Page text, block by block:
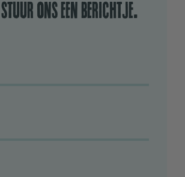
stuur ons een berichtje.